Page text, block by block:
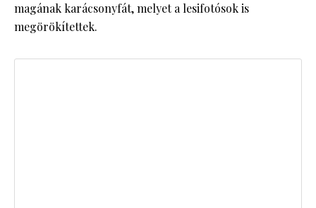
magának karácsonyfát, melyet a lesifotósok is
megörökítettek.